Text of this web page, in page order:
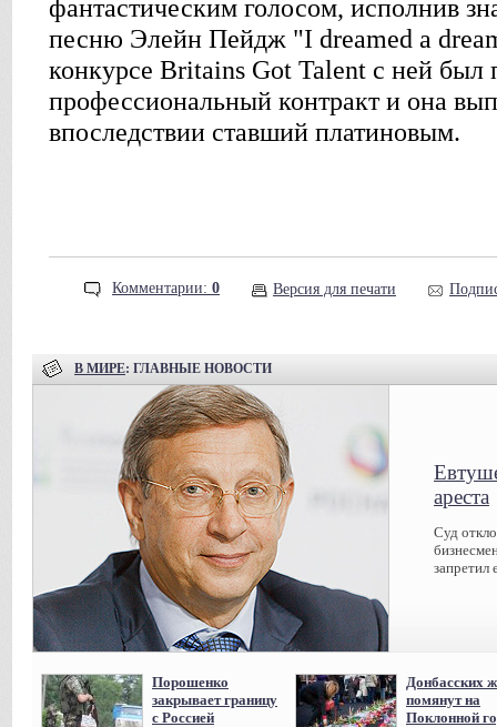
фантастическим голосом, исполнив
песню Элейн Пейдж "I dreamed a
конкурсе Britains Got Talent с ней был
профессиональный контракт и она
впоследствии ставший платиновым.
Комментарии: 0 Версия для печати
В МИРЕ: ГЛАВНЫЕ НОВОСТИ
ареста
Суд
запретил
Порошенко
закрывает границу
с Россией
Донбасских
помянут на
Поклонной